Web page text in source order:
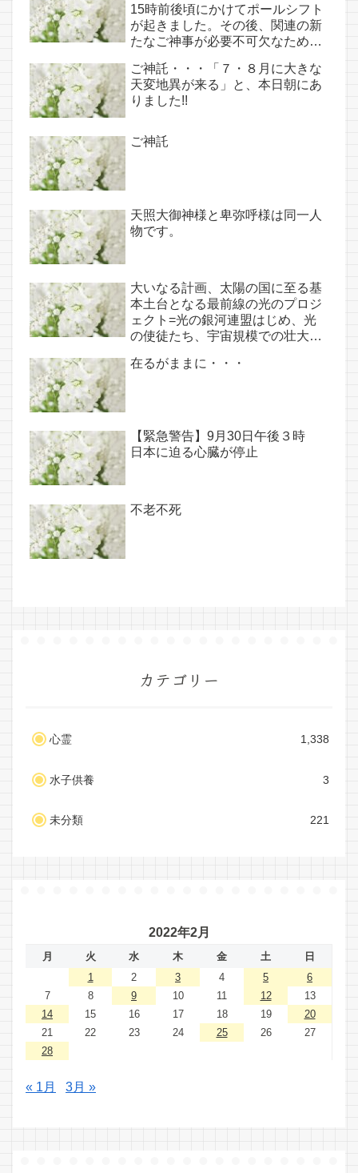
15時前後頃にかけてポールシフト
が起きました。その後、関連の新
たなご神事が必要不可欠なため、
点であり古代太陽信仰の中心点で
もある伊弉諾宮、他3ヵ所へのご
神託あり！！
ご神託・・・「７・８月に大きな
天変地異が来る」と、本日朝にあ
りました!!
ご神託
天照大御神様と卑弥呼様は同一人
物です。
大いなる計画、太陽の国に至る基
本土台となる最前線の光のプロジ
ェクト=光の銀河連盟はじめ、光
の使徒たち、宇宙規模での壮大な
(6/26・28追記あり）
在るがままに・・・
【緊急警告】9月30日午後３時
日本に迫る心臓が停止
不老不死
カテゴリー
心霊 1,338
水子供養 3
未分類 221
2022年2月
月 火 水 木 金 土
日
1
2 3 4 5
6
7
8 9 10 11 12
13
14
15 16 17 18 19
20
21
22 23 24 25 26
27
28
« 1月 3月 »